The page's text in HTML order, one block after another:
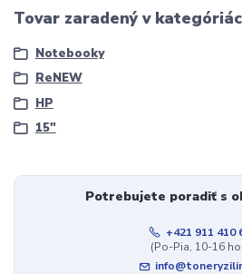
Tovar zaradený v
Notebooky
ReNEW
HP
15"
Potrebujete poradiť s
+421 911 410
(Po-Pia, 10-16